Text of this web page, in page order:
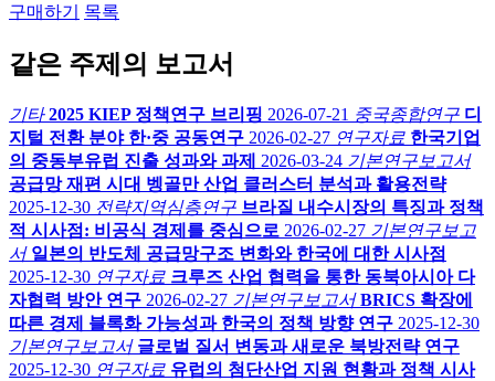
구매하기 목록
같은 주제의 보고서
기타 2025 KIEP 정책연구 브리핑 2026-07-21 중국종합연구 디
지털 전환 분야 한·중 공동연구 2026-02-27 연구자료 한국기업
의 중동부유럽 진출 성과와 과제
2026-03-24 기본연구보고서
공급망 재편 시대 벵골만 산업 클러스터 분석과 활용전략
2025-12-30 전략지역심층연구 브라질 내수시장의 특징과 정책
적 시사점: 비공식 경제를 중심으로 2026-02-27 기본연구보고
서 일본의 반도체 공급망구조 변화와 한국에 대한 시사점
2025-12-30 연구자료 크루즈 산업 협력을 통한 동북아시아 다
자협력 방안 연구 2026-02-27 기본연구보고서 BRICS 확장에
따른 경제 블록화 가능성과 한국의 정책 방향 연구 2025-12-30
기본연구보고서 글로벌 질서 변동과 새로운 북방전략 연구
2025-12-30 연구자료 유럽의 첨단산업 지원 현황과 정책 시사